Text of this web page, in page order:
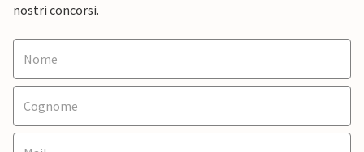
nostri concorsi.